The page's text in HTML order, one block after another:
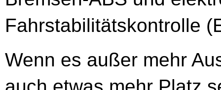
Fahrstabilitätskontrolle
Wenn es außer mehr